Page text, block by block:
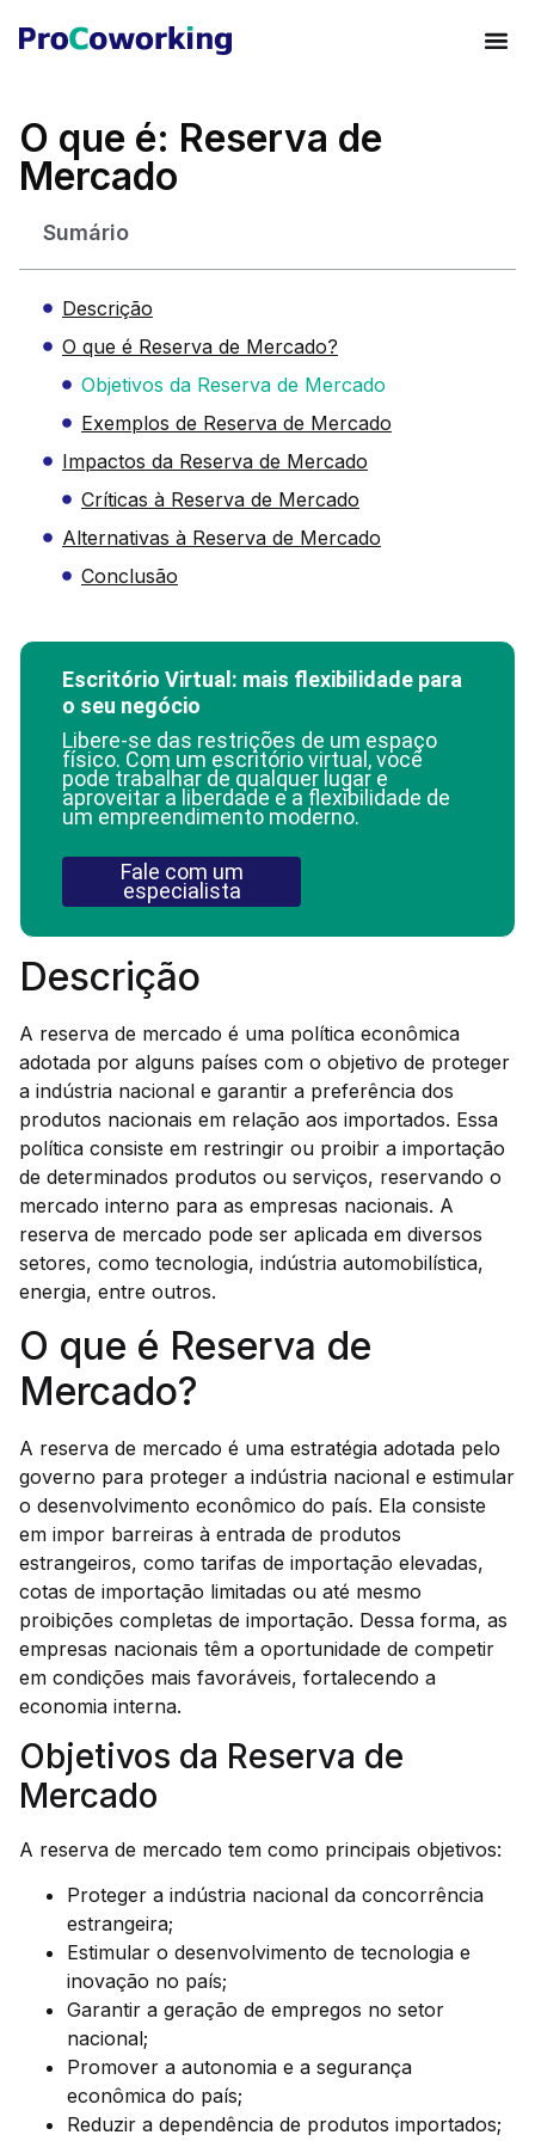
O que é: Reserva de
Mercado
Sumário
Descrição
O que é Reserva de Mercado?
Objetivos da Reserva de Mercado
Exemplos de Reserva de Mercado
Impactos da Reserva de Mercado
Críticas à Reserva de Mercado
Alternativas à Reserva de Mercado
Conclusão
Escritório Virtual: mais flexibilidade para
o seu negócio
Libere-se das restrições de um espaço
físico. Com um escritório virtual, você
pode trabalhar de qualquer lugar e
aproveitar a liberdade e a flexibilidade de
um empreendimento moderno.
Fale com um
especialista
Descrição
A reserva de mercado é uma política econômica
adotada por alguns países com o objetivo de proteger
a indústria nacional e garantir a preferência dos
produtos nacionais em relação aos importados. Essa
política consiste em restringir ou proibir a importação
de determinados produtos ou serviços, reservando o
mercado interno para as empresas nacionais. A
reserva de mercado pode ser aplicada em diversos
setores, como tecnologia, indústria automobilística,
energia, entre outros.
O que é Reserva de
Mercado?
A reserva de mercado é uma estratégia adotada pelo
governo para proteger a indústria nacional e estimular
o desenvolvimento econômico do país. Ela consiste
em impor barreiras à entrada de produtos
estrangeiros, como tarifas de importação elevadas,
cotas de importação limitadas ou até mesmo
proibições completas de importação. Dessa forma, as
empresas nacionais têm a oportunidade de competir
em condições mais favoráveis, fortalecendo a
economia interna.
Objetivos da Reserva de
Mercado
A reserva de mercado tem como principais objetivos:
Proteger a indústria nacional da concorrência
estrangeira;
Estimular o desenvolvimento de tecnologia e
inovação no país;
Garantir a geração de empregos no setor
nacional;
Promover a autonomia e a segurança
econômica do país;
Reduzir a dependência de produtos importados;